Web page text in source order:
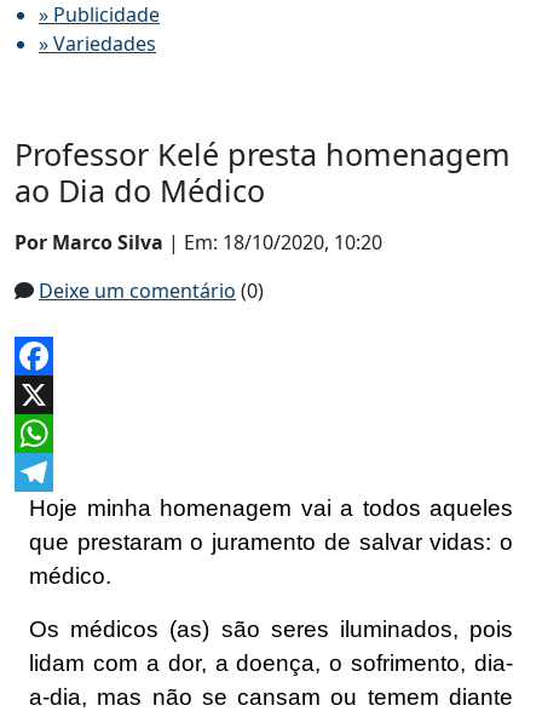
» Publicidade
» Variedades
Professor Kelé presta homenagem
ao Dia do Médico
Por Marco Silva | Em: 18/10/2020, 10:20
Deixe um comentário (0)
Facebook
X
WhatsApp
Telegram
Hoje minha homenagem vai a todos aqueles
que prestaram o juramento de salvar vidas: o
médico.
Os médicos (as) são seres iluminados, pois
lidam com a dor, a doença, o sofrimento, dia-
a-dia, mas não se cansam ou temem diante